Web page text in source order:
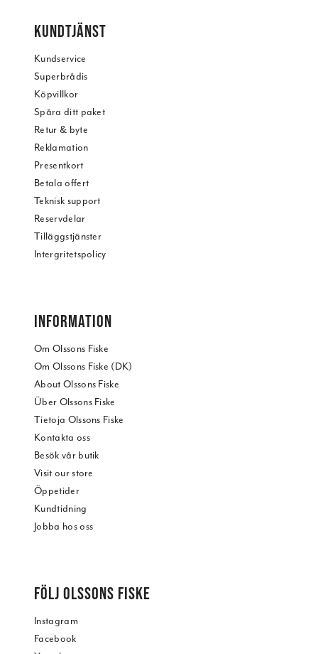
KUNDTJÄNST
Kundservice
Superbrådis
Köpvillkor
Spåra ditt paket
Retur & byte
Reklamation
Presentkort
Betala offert
Teknisk support
Reservdelar
Tilläggstjänster
Intergritetspolicy
INFORMATION
Om Olssons Fiske
Om Olssons Fiske (DK)
About Olssons Fiske
Über Olssons Fiske
Tietoja Olssons Fiske
Kontakta oss
Besök vår butik
Visit our store
Öppetider
Kundtidning
Jobba hos oss
FÖLJ OLSSONS FISKE
Instagram
Facebook